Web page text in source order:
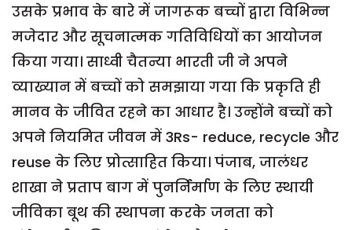
उसके प्रभाव के बारे में जागरूक बच्चों द्वारा विभिन्न
मजेदार और सूचनात्मक गतिविधियों का आयोजन
किया गया। साध्वी चैतन्या भारती जी ने अपने
व्याख्यान में बच्चों को समझाया गया कि प्रकृति ही
मानव के जीवित रहने का आधार है। उन्होंने बच्चों को
अपने नियमित जीवन में 3Rs- reduce, recycle और
reuse के लिए प्रोत्साहित किया। पंजाब, जालंधर
शाखा ने प्रताप बाग में पुनर्निर्माण के लिए स्थायी
जीविका बूथ की स्थापना करके जनता को